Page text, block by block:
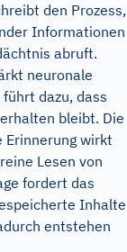
den Prozess,
Informationen
abruft.
neuronale
dazu, dass
bleibt. Die
wirkt
Lesen von
fordert das
Inhalte
entstehen